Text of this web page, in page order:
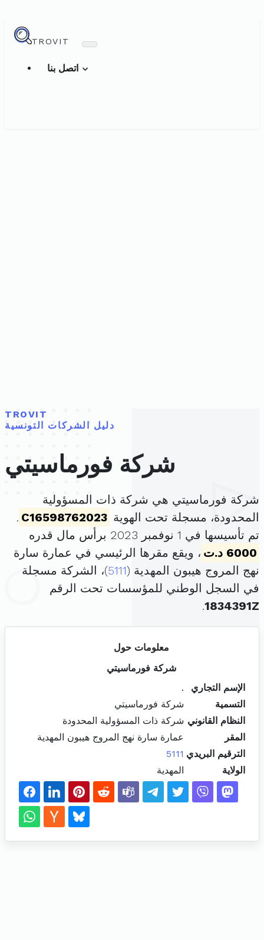
TROVIT
TROVIT
دليل الشركات التونسية
شركة فورماسيتي
شركة فورماسيتي هي شركة ذات المسؤولية
المحدودة، مسجلة تحت الهوية C16598762023
.
تم تأسيسها في 1 نوفمبر 2023 برأس مال قدره
6000 د.ت
، ويقع مقرها الرئيسي في عمارة سارة
نهج المروج هيبون المهدية (5111)، الشركة مسجلة
في السجل الوطني للمؤسسات تحت الرقم
1834391Z
.
معلومات حول
شركة فورماسيتي
الإسم التجاري
.
التسمية
شركة فورماسيتي
النظام القانوني شركة ذات المسؤولية المحدودة
المقر
عمارة سارة نهج المروج هيبون المهدية
الترقيم البريدي 5111
الولاية
المهدية